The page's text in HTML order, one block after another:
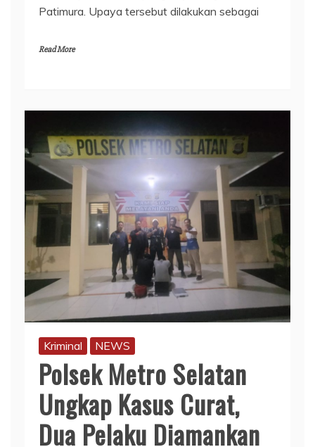
Patimura. Upaya tersebut dilakukan sebagai
Read More
Kriminal NEWS
Polsek Metro Selatan
Ungkap Kasus Curat,
Dua Pelaku Diamankan